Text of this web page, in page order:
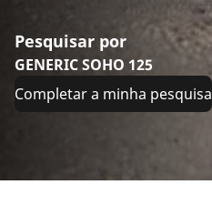
Pesquisar por
GENERIC SOHO 125
Completar a minha pesquisa